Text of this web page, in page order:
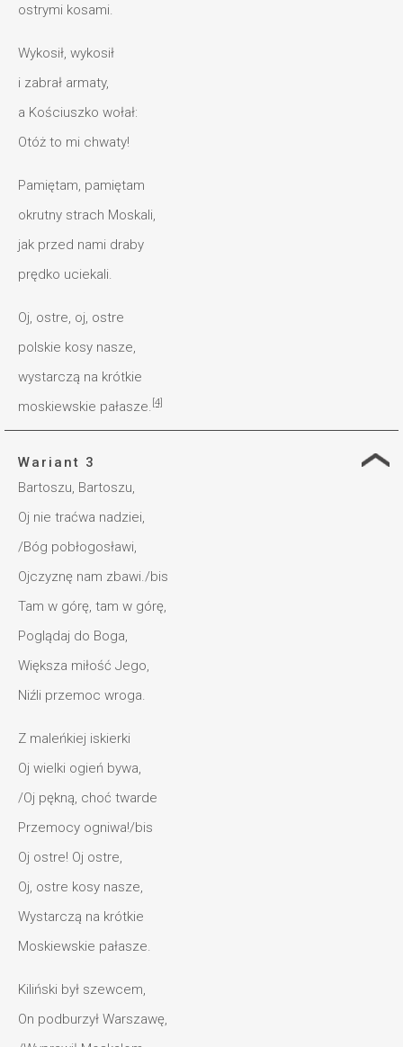
ostrymi kosami.
Wykosił, wykosił
i zabrał armaty,
a Kościuszko wołał:
Otóż to mi chwaty!
Pamiętam, pamiętam
okrutny strach Moskali,
jak przed nami draby
prędko uciekali.
Oj, ostre, oj, ostre
polskie kosy nasze,
wystarczą na krótkie
moskiewskie pałasze. [4]
Wariant 3
Bartoszu, Bartoszu,
Oj nie traćwa nadziei,
/Bóg pobłogosławi,
Ojczyznę nam zbawi./bis
Tam w górę, tam w górę,
Poglądaj do Boga,
Większa miłość Jego,
Niźli przemoc wroga.
Z maleńkiej iskierki
Oj wielki ogień bywa,
/Oj pękną, choć twarde
Przemocy ogniwa!/bis
Oj ostre! Oj ostre,
Oj, ostre kosy nasze,
Wystarczą na krótkie
Moskiewskie pałasze.
Kiliński był szewcem,
On podburzył Warszawę,